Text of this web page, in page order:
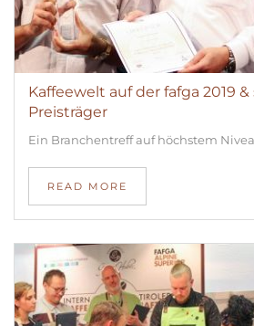
Kaffeewelt auf der fafga 2019
Preisträger
Ein Branchentreff auf höchstem
READ MORE